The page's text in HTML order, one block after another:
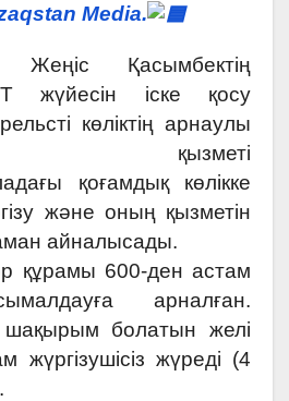
Media.
Жеңіс Қасымбектің
жүйесін іске қосу
көліктің арнаулы
қызметі
қоғамдық көлікке
және оның қызметін
айналысады.
құрамы 600-ден астам
арналған.
болатын желі
жүргізушісіз жүреді (4